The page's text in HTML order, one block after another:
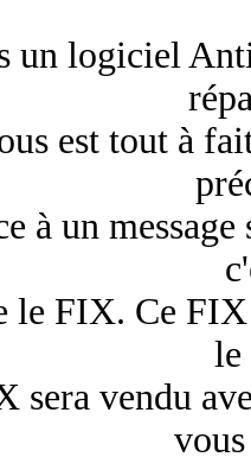
un logiciel
est tout à
à un
le FIX. Ce
le
sera vendu